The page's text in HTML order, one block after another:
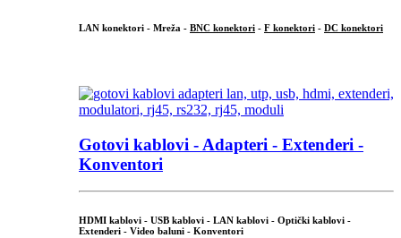
LAN konektori - Mreža - BNC konektori - F konektori - DC konektori
Gotovi kablovi - Adapteri - Extenderi -
Konventori
HDMI kablovi - USB kablovi - LAN kablovi - Optički kablovi -
Extenderi - Video baluni - Konventori